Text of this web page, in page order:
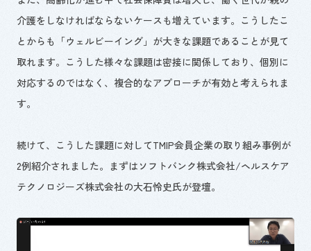
介護をしなければならないケースも増えています。こうしたこ
とからも「ウェルビーイング」が大きな課題であることが見て
取れます。こうした様々な課題は密接に関係しており、個別に
対応するのではなく、複合的なアプローチが有効と考えられま
す。
続けて、こうした課題に対してTMIP会員企業の取り組み事例が
2例紹介されました。まずはソフトバンク株式会社/ヘルスケア
テクノロジーズ株式会社の大石怜史氏が登壇。